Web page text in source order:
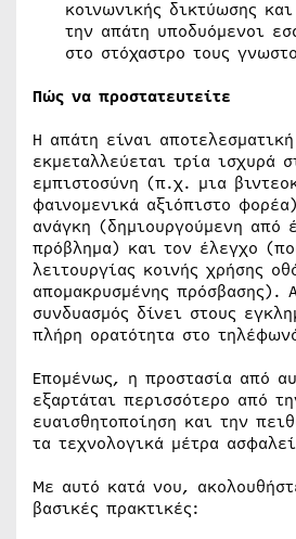
κοινωνικής δικτύωσης
την απάτη υποδυόμενοι
στο στόχαστρο τους
Πώς να προστατευτείτε
Η απάτη είναι
εκμεταλλεύεται τρία ισχυρά
εμπιστοσύνη (π.χ. μια
φαινομενικά αξιόπιστο
ανάγκη (δημιουργούμενη από
πρόβλημα) και τον έλεγχο
λειτουργίας κοινής χρήσης
απομακρυσμένης πρόσβασης).
συνδυασμός δίνει στους
πλήρη ορατότητα στο
Επομένως, η προστασία από
εξαρτάται περισσότερο από
ευαισθητοποίηση και την
τα τεχνολογικά μέτρα
Με αυτό κατά νου,
βασικές πρακτικές: